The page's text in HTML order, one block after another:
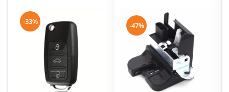
-33% -47%